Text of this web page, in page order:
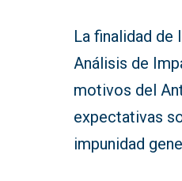
La finalidad de
Análisis de
motivos del
expectativas
impunidad